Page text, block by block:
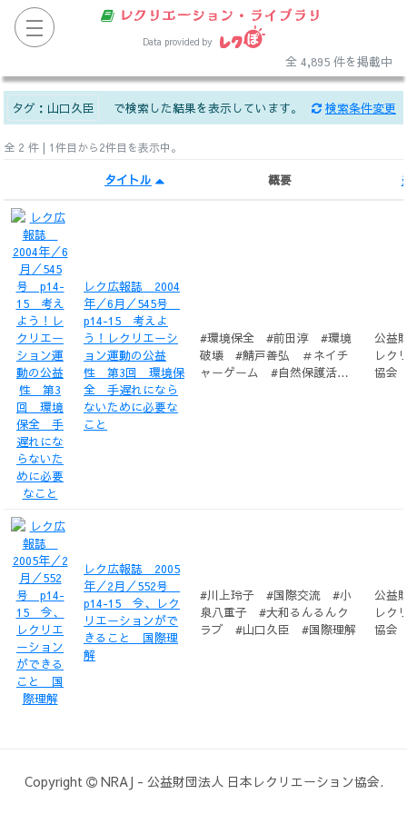
レクリエーション・ライブラリ
Data provided by
全 4,895 件を掲載中
タグ： 山口久臣 で検索した結果を表示しています。 検索条件変更
全 2 件 | 1件目から2件目を表示中。
タイトル 概要
レク広報誌 2004
年／6月／545号
p14-15 考えよ
う！レクリエーシ
ョン運動の公益
性 第3回 環境保
全 手遅れになら
ないために必要な
こと
#環境保全 #前田淳 #環境
破壊 #鯖戸善弘 ＃ネイチ
ャーゲーム #自然保護活
公益
レク
協会
レク広報誌 2005
年／2月／552号
p14-15 今、レク
リエーションがで
きること 国際理
解
#川上玲子 #国際交流 #小
泉八重子 #大和るんるんク
ラブ #山口久臣 #国際理解
公益
レク
協会
Copyright NRAJ - 公益財団法人 日本レクリエーション協会.